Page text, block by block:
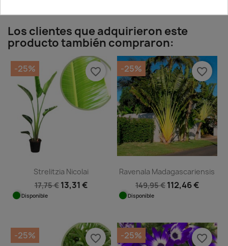
Los clientes que adquirieron este
producto también compraron:
Strelitzia Nicolai
17,75 € 13,31 €
Disponible
-25% favorite_border
Ravenala Madagascariensis
149,95 € 112,46 €
Disponible
-25% favorite_border
-25% favorite_border -25% favorite_border